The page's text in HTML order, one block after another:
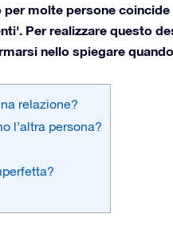
molte persone
Per realizzare questo
nello spiegare
relazione?
l’altra persona?